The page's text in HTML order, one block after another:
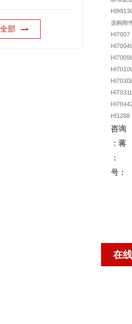
部
选购附
HI7007
HI1288
咨询
：蒋
号：
在